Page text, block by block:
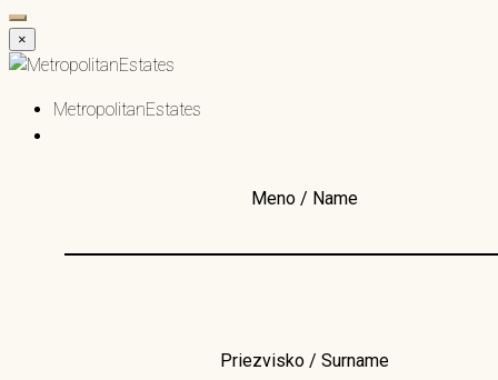
×
MetropolitanEstates
Meno / Name
Priezvisko / Surname